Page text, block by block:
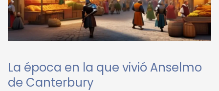
La época en la que vivió Anselmo
de Canterbury